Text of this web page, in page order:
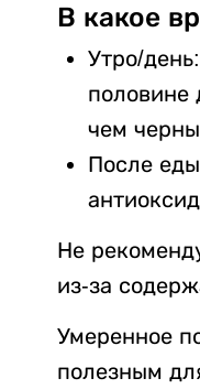
В какое
Утро/
половине
чем
После
Не
из-за
Умеренное
полезным